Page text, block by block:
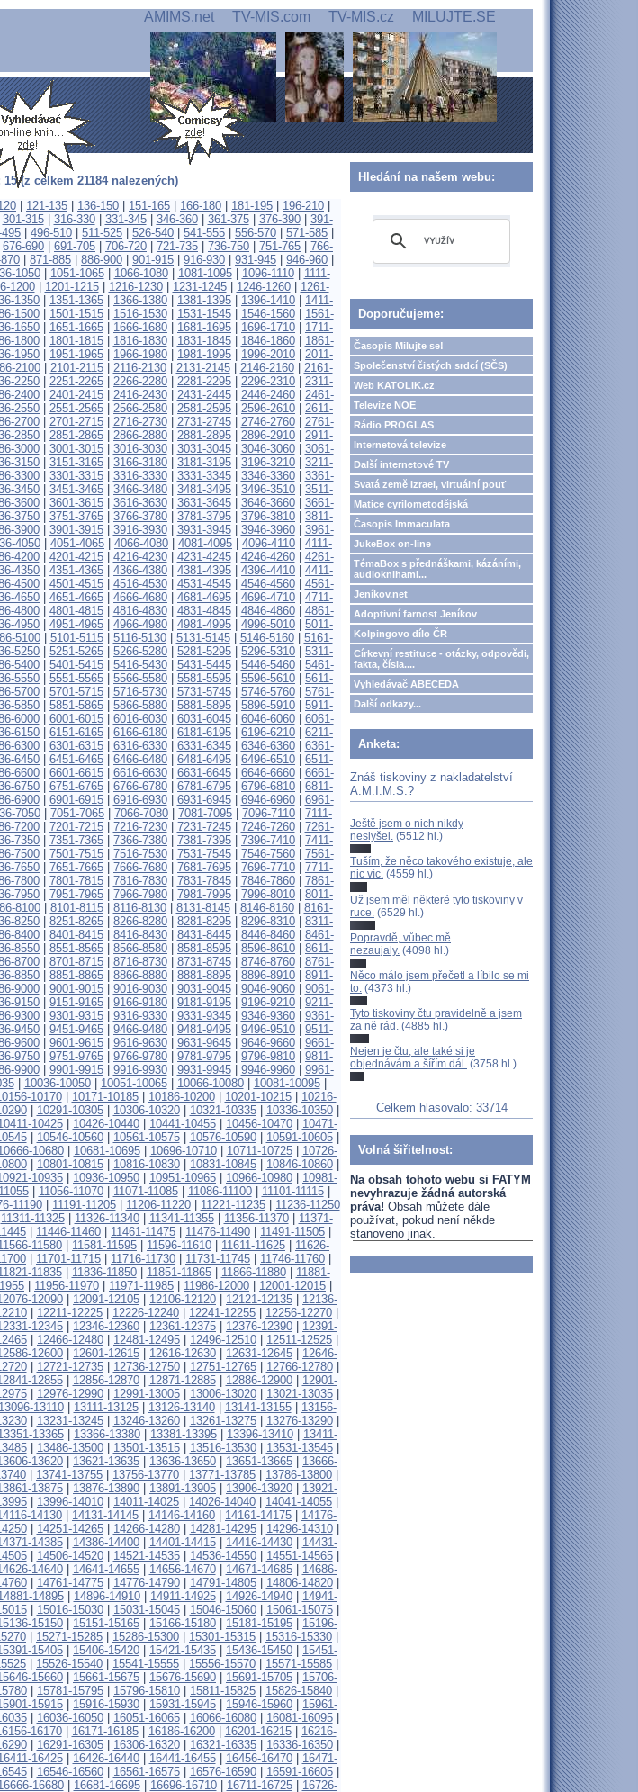
AMIMS.net TV-MIS.com TV-MIS.cz MILUJTE.SE
(z celkem 21184 nalezených)
121-135 136-150 151-165 166-180 181-195 196-210
301-315| 316-330| 331-345| 346-360| 361-375| 376-390| 391-
496-510 511-525 526-540 541-555 556-570 571-585
676-690 691-705 706-720 721-735 736-750 751-765
766-
871-885 886-900 901-915 916-930 931-945 946-960
1050| 1051-1065| 1066-1080| 1081-1095| 1096-1110| 1111-
1200| 1201-1215| 1216-1230| 1231-1245| 1246-1260| 1261-
1350 1351-1365 1366-1380 1381-1395 1396-1410
1411-
1500| 1501-1515| 1516-1530| 1531-1545| 1546-1560| 1561-
1650 1651-1665 1666-1680 1681-1695 1696-1710
1711-
1800| 1801-1815| 1816-1830| 1831-1845| 1846-1860| 1861-
1950 1951-1965 1966-1980 1981-1995 1996-2010
2011-
2100| 2101-2115| 2116-2130| 2131-2145| 2146-2160| 2161-
2250 2251-2265 2266-2280 2281-2295 2296-2310
2311-
2400| 2401-2415| 2416-2430| 2431-2445| 2446-2460| 2461-
2550 2551-2565 2566-2580 2581-2595 2596-2610
2611-
2700| 2701-2715| 2716-2730| 2731-2745| 2746-2760| 2761-
2850 2851-2865 2866-2880 2881-2895 2896-2910
2911-
3000| 3001-3015| 3016-3030| 3031-3045| 3046-3060| 3061-
3150 3151-3165 3166-3180 3181-3195 3196-3210
3211-
3300| 3301-3315| 3316-3330| 3331-3345| 3346-3360| 3361-
3450 3451-3465 3466-3480 3481-3495 3496-3510
3511-
3600| 3601-3615| 3616-3630| 3631-3645| 3646-3660| 3661-
3750 3751-3765 3766-3780 3781-3795 3796-3810
3811-
3900| 3901-3915| 3916-3930| 3931-3945| 3946-3960| 3961-
4050 4051-4065 4066-4080 4081-4095 4096-4110
4111-
4200| 4201-4215| 4216-4230| 4231-4245| 4246-4260| 4261-
4350 4351-4365 4366-4380 4381-4395 4396-4410
4411-
4500| 4501-4515| 4516-4530| 4531-4545| 4546-4560| 4561-
4650 4651-4665 4666-4680 4681-4695 4696-4710
4711-
4800| 4801-4815| 4816-4830| 4831-4845| 4846-4860| 4861-
4950 4951-4965 4966-4980 4981-4995 4996-5010
5011-
5100| 5101-5115| 5116-5130| 5131-5145| 5146-5160| 5161-
5250 5251-5265 5266-5280 5281-5295 5296-5310
5311-
5400| 5401-5415| 5416-5430| 5431-5445| 5446-5460| 5461-
5550 5551-5565 5566-5580 5581-5595 5596-5610
5611-
5700| 5701-5715| 5716-5730| 5731-5745| 5746-5760| 5761-
5850 5851-5865 5866-5880 5881-5895 5896-5910
5911-
6000| 6001-6015| 6016-6030| 6031-6045| 6046-6060| 6061-
6150 6151-6165 6166-6180 6181-6195 6196-6210
6211-
6300| 6301-6315| 6316-6330| 6331-6345| 6346-6360| 6361-
6450 6451-6465 6466-6480 6481-6495 6496-6510
6511-
6600| 6601-6615| 6616-6630| 6631-6645| 6646-6660| 6661-
6750 6751-6765 6766-6780 6781-6795 6796-6810
6811-
6900| 6901-6915| 6916-6930| 6931-6945| 6946-6960| 6961-
7050 7051-7065 7066-7080 7081-7095 7096-7110
7111-
7200| 7201-7215| 7216-7230| 7231-7245| 7246-7260| 7261-
7350 7351-7365 7366-7380 7381-7395 7396-7410
7411-
7500| 7501-7515| 7516-7530| 7531-7545| 7546-7560| 7561-
7650 7651-7665 7666-7680 7681-7695 7696-7710
7711-
7800| 7801-7815| 7816-7830| 7831-7845| 7846-7860| 7861-
7950 7951-7965 7966-7980 7981-7995 7996-8010
8011-
8100| 8101-8115| 8116-8130| 8131-8145| 8146-8160| 8161-
8250 8251-8265 8266-8280 8281-8295 8296-8310
8311-
8400| 8401-8415| 8416-8430| 8431-8445| 8446-8460| 8461-
8550 8551-8565 8566-8580 8581-8595 8596-8610
8611-
8700| 8701-8715| 8716-8730| 8731-8745| 8746-8760| 8761-
8850 8851-8865 8866-8880 8881-8895 8896-8910
8911-
9000| 9001-9015| 9016-9030| 9031-9045| 9046-9060| 9061-
9150 9151-9165 9166-9180 9181-9195 9196-9210
9211-
9300| 9301-9315| 9316-9330| 9331-9345| 9346-9360| 9361-
9450 9451-9465 9466-9480 9481-9495 9496-9510
9511-
9600| 9601-9615| 9616-9630| 9631-9645| 9646-9660| 9661-
9750 9751-9765 9766-9780 9781-9795 9796-9810
9811-
9900| 9901-9915| 9916-9930| 9931-9945| 9946-9960| 9961-
| 10036-10050| 10051-10065| 10066-10080| 10081-10095|
10170| 10171-10185| 10186-10200| 10201-10215| 10216-
| 10291-10305| 10306-10320| 10321-10335| 10336-10350|
10425| 10426-10440| 10441-10455| 10456-10470| 10471-
| 10546-10560| 10561-10575| 10576-10590| 10591-10605|
10680| 10681-10695| 10696-10710| 10711-10725| 10726-
| 10801-10815| 10816-10830| 10831-10845| 10846-10860|
10935 10936-10950 10951-10965 10966-10980
10981-
| 11056-11070| 11071-11085| 11086-11100| 11101-11115|
11190| 11191-11205| 11206-11220| 11221-11235| 11236-11250
11311-11325| 11326-11340| 11341-11355| 11356-11370| 11371-
11446-11460 11461-11475 11476-11490 11491-11505
11580 11581-11595 11596-11610 11611-11625
11626-
11701-11715 11716-11730 11731-11745 11746-11760
11835| 11836-11850| 11851-11865| 11866-11880| 11881-
11956-11970 11971-11985 11986-12000 12001-12015
12090 12091-12105 12106-12120 12121-12135
12136-
12211-12225 12226-12240 12241-12255 12256-12270
12345 12346-12360 12361-12375 12376-12390
12391-
12466-12480 12481-12495 12496-12510 12511-12525
12600 12601-12615 12616-12630 12631-12645
12646-
| 12721-12735| 12736-12750| 12751-12765| 12766-12780|
12855| 12856-12870| 12871-12885| 12886-12900| 12901-
| 12976-12990| 12991-13005| 13006-13020| 13021-13035|
13096-13110| 13111-13125| 13126-13140| 13141-13155| 13156-
| 13231-13245| 13246-13260| 13261-13275| 13276-13290|
13365| 13366-13380| 13381-13395| 13396-13410| 13411-
| 13486-13500| 13501-13515| 13516-13530| 13531-13545|
13620 13621-13635 13636-13650 13651-13665
13666-
13741-13755 13756-13770 13771-13785 13786-13800
13875 13876-13890 13891-13905 13906-13920
13921-
13996-14010 14011-14025 14026-14040 14041-14055
14130 14131-14145 14146-14160 14161-14175
14176-
| 14251-14265| 14266-14280| 14281-14295| 14296-14310|
14385| 14386-14400| 14401-14415| 14416-14430| 14431-
| 14506-14520| 14521-14535| 14536-14550| 14551-14565|
14640| 14641-14655| 14656-14670| 14671-14685| 14686-
| 14761-14775| 14776-14790| 14791-14805| 14806-14820|
14895| 14896-14910| 14911-14925| 14926-14940| 14941-
| 15016-15030| 15031-15045| 15046-15060| 15061-15075|
15150 15151-15165 15166-15180 15181-15195
15196-
15271-15285 15286-15300 15301-15315 15316-15330
15405 15406-15420 15421-15435 15436-15450
15451-
15526-15540 15541-15555 15556-15570 15571-15585
15660 15661-15675 15676-15690 15691-15705
15706-
15781-15795 15796-15810 15811-15825 15826-15840
15915 15916-15930 15931-15945 15946-15960
15961-
| 16036-16050| 16051-16065| 16066-16080| 16081-16095|
16170| 16171-16185| 16186-16200| 16201-16215| 16216-
| 16291-16305| 16306-16320| 16321-16335| 16336-16350|
16425| 16426-16440| 16441-16455| 16456-16470| 16471-
| 16546-16560| 16561-16575| 16576-16590| 16591-16605|
16680| 16681-16695| 16696-16710| 16711-16725| 16726-
Hledání na našem webu:
Doporučujeme:
Časopis Milujte se!
Společenství čistých srdcí (SČS)
Web KATOLIK.cz
Televize NOE
Rádio PROGLAS
Internetová televize
Další internetové TV
Svatá země Izrael, virtuální pouť
Matice cyrilometodějská
Časopis Immaculata
JukeBox on-line
TémaBox s přednáškami, kázáními,
audioknihami...
Jeníkov.net
Adoptivní farnost Jeníkov
Kolpingovo dílo ČR
Církevní restituce - otázky, odpovědi,
fakta, čísla....
Vyhledávač ABECEDA
Další odkazy...
Anketa:
Znáš tiskoviny z nakladatelství
A.M.I.M.S.?
Ještě jsem o nich nikdy
neslyšel. (5512 hl.)
Tuším, že něco takového existuje, ale
nic víc. (4559 hl.)
Už jsem měl některé tyto tiskoviny v
ruce. (6529 hl.)
Popravdě, vůbec mě
nezaujaly. (4098 hl.)
Něco málo jsem přečetl a líbilo se mi
to. (4373 hl.)
Tyto tiskoviny čtu pravidelně a jsem
za ně rád. (4885 hl.)
Nejen je čtu, ale také si je
objednávám a šířím dál. (3758 hl.)
Celkem hlasovalo: 33714
Volná šiřitelnost:
Na obsah tohoto webu si FATYM
nevyhrazuje žádná autorská
práva! Obsah můžete dále
používat, pokud není někde
stanoveno jinak.